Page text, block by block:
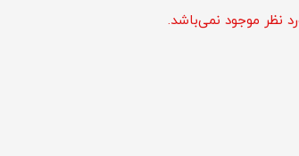
نظر موجود نمی‌باشد.